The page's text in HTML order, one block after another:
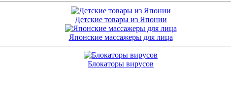
Детские товары из Японии
Японские массажеры для лица
Блокаторы вирусов